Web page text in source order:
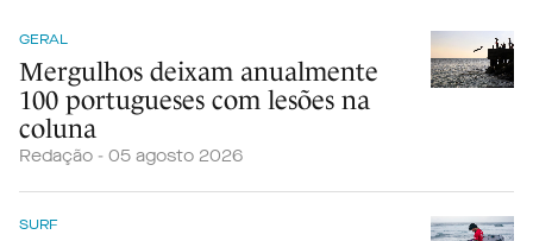
GERAL
Mergulhos deixam anualmente
100 portugueses com lesões na
coluna
Redação - 05 agosto 2026
SURF